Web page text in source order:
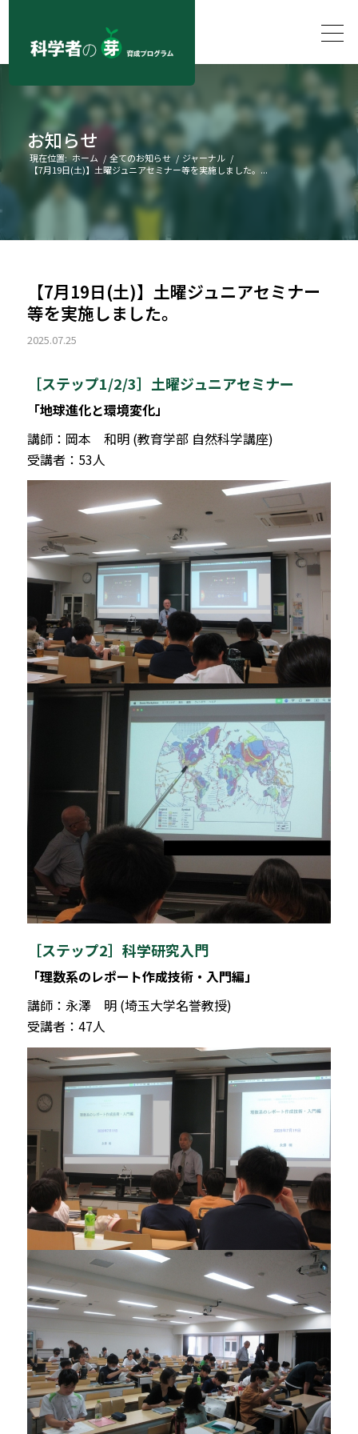
お知らせ
現在位置: ホーム / 全てのお知らせ / ジャーナル /
【7月19日(土)】土曜ジュニアセミナー等を実施しました。...
【7月19日(土)】土曜ジュニアセミナー
等を実施しました。
2025.07.25
［ステップ1/2/3］土曜ジュニアセミナー
「地球進化と環境変化」
講師：岡本 和明 (教育学部 自然科学講座)
受講者：53人
［ステップ2］科学研究入門
「理数系のレポート作成技術・入門編」
講師：永澤 明 (埼玉大学名誉教授)
受講者：47人